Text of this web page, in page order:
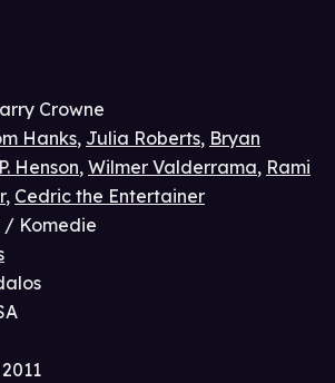
Crowne
Hanks, Julia Roberts, Bryan
Henson, Wilmer Valderrama, Rami
, Cedric the Entertainer
/ Komedie
2011